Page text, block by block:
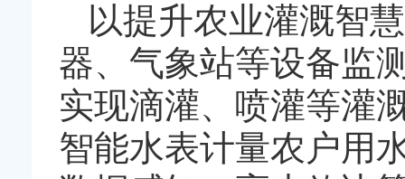
以提升农业灌溉智
器、气象站等设备监
实现滴灌、喷灌等灌
智能水表计量农户用